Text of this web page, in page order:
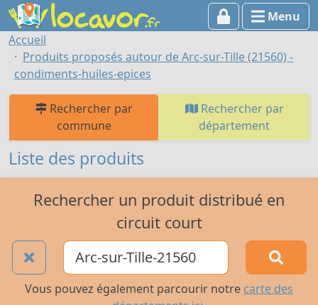
Menu
Accueil
Produits proposés autour de Arc-sur-Tille (21560) -
condiments-huiles-epices
Rechercher par
commune
Rechercher par
département
Liste des produits
Rechercher un produit distribué en
circuit court
Vous pouvez également parcourir notre carte des